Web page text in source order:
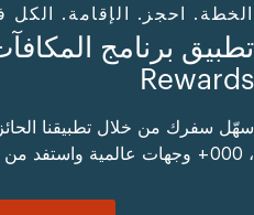
الخطة. احجز. الإقامة.
Rewards
، 000+ وجهات عالمية واستفد من المزيد.